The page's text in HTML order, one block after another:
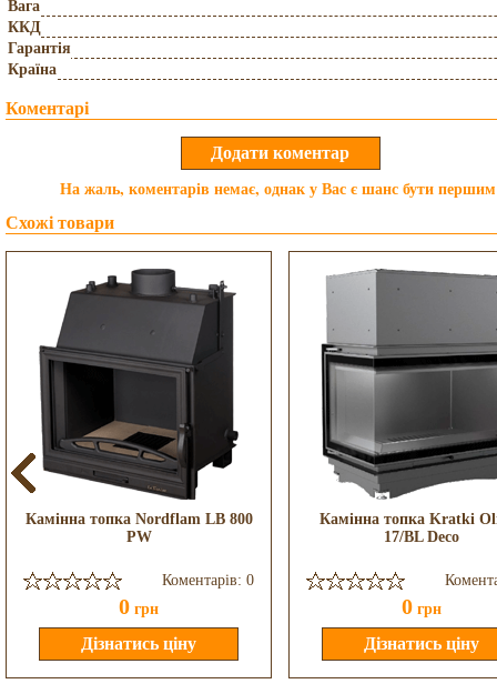
Вага
ККД
Гарантія
Країна
Коментарі
На жаль, коментарів немає, однак у Вас є шанс бути
Схожі товари
Камінна топка Nordflam LB 800
PW
Коментарів: 0
0 грн
Камінна топка Kratki
17/BL Deco
0 грн